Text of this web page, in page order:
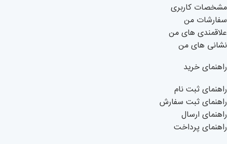
مشخصات کاربری
سفارشات من
علاقمندی های من
نشانی های من
راهنمای خرید
راهنمای ثبت نام
راهنمای ثبت سفارش
راهنمای ارسال
راهنمای پرداخت